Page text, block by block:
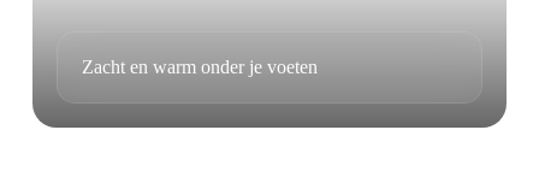
Zacht en warm onder je voeten